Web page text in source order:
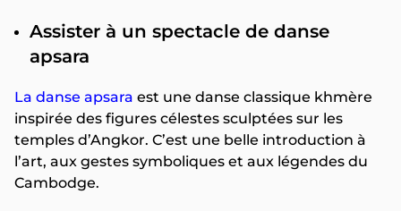
Assister à un spectacle de danse
apsara
La danse apsara est une danse classique khmère
inspirée des figures célestes sculptées sur les
temples d’Angkor. C’est une belle introduction à
l’art, aux gestes symboliques et aux légendes du
Cambodge.